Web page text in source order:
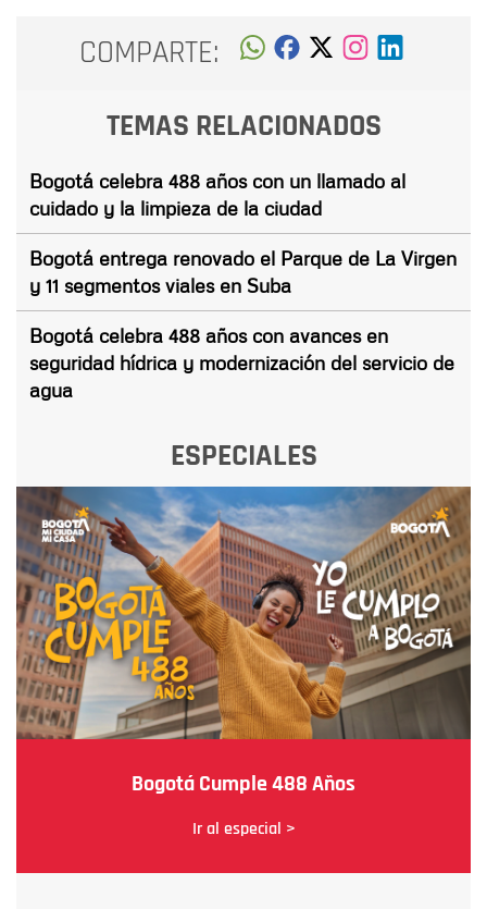
COMPARTE:
TEMAS RELACIONADOS
Bogotá celebra 488 años con un llamado al
cuidado y la limpieza de la ciudad
Bogotá entrega renovado el Parque de La Virgen
y 11 segmentos viales en Suba
Bogotá celebra 488 años con avances en
seguridad hídrica y modernización del servicio de
agua
ESPECIALES
Bogotá Cumple 488 Años
Ir al especial >